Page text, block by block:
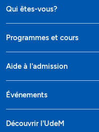
Qui êtes-vous?
Programmes et cours
Aide à l'admission
Événements
Découvrir l'UdeM